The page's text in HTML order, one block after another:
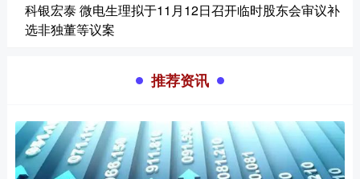
科银宏泰 微电生理拟于11月12日召开临时股东会审议补
选非独董等议案
推荐资讯